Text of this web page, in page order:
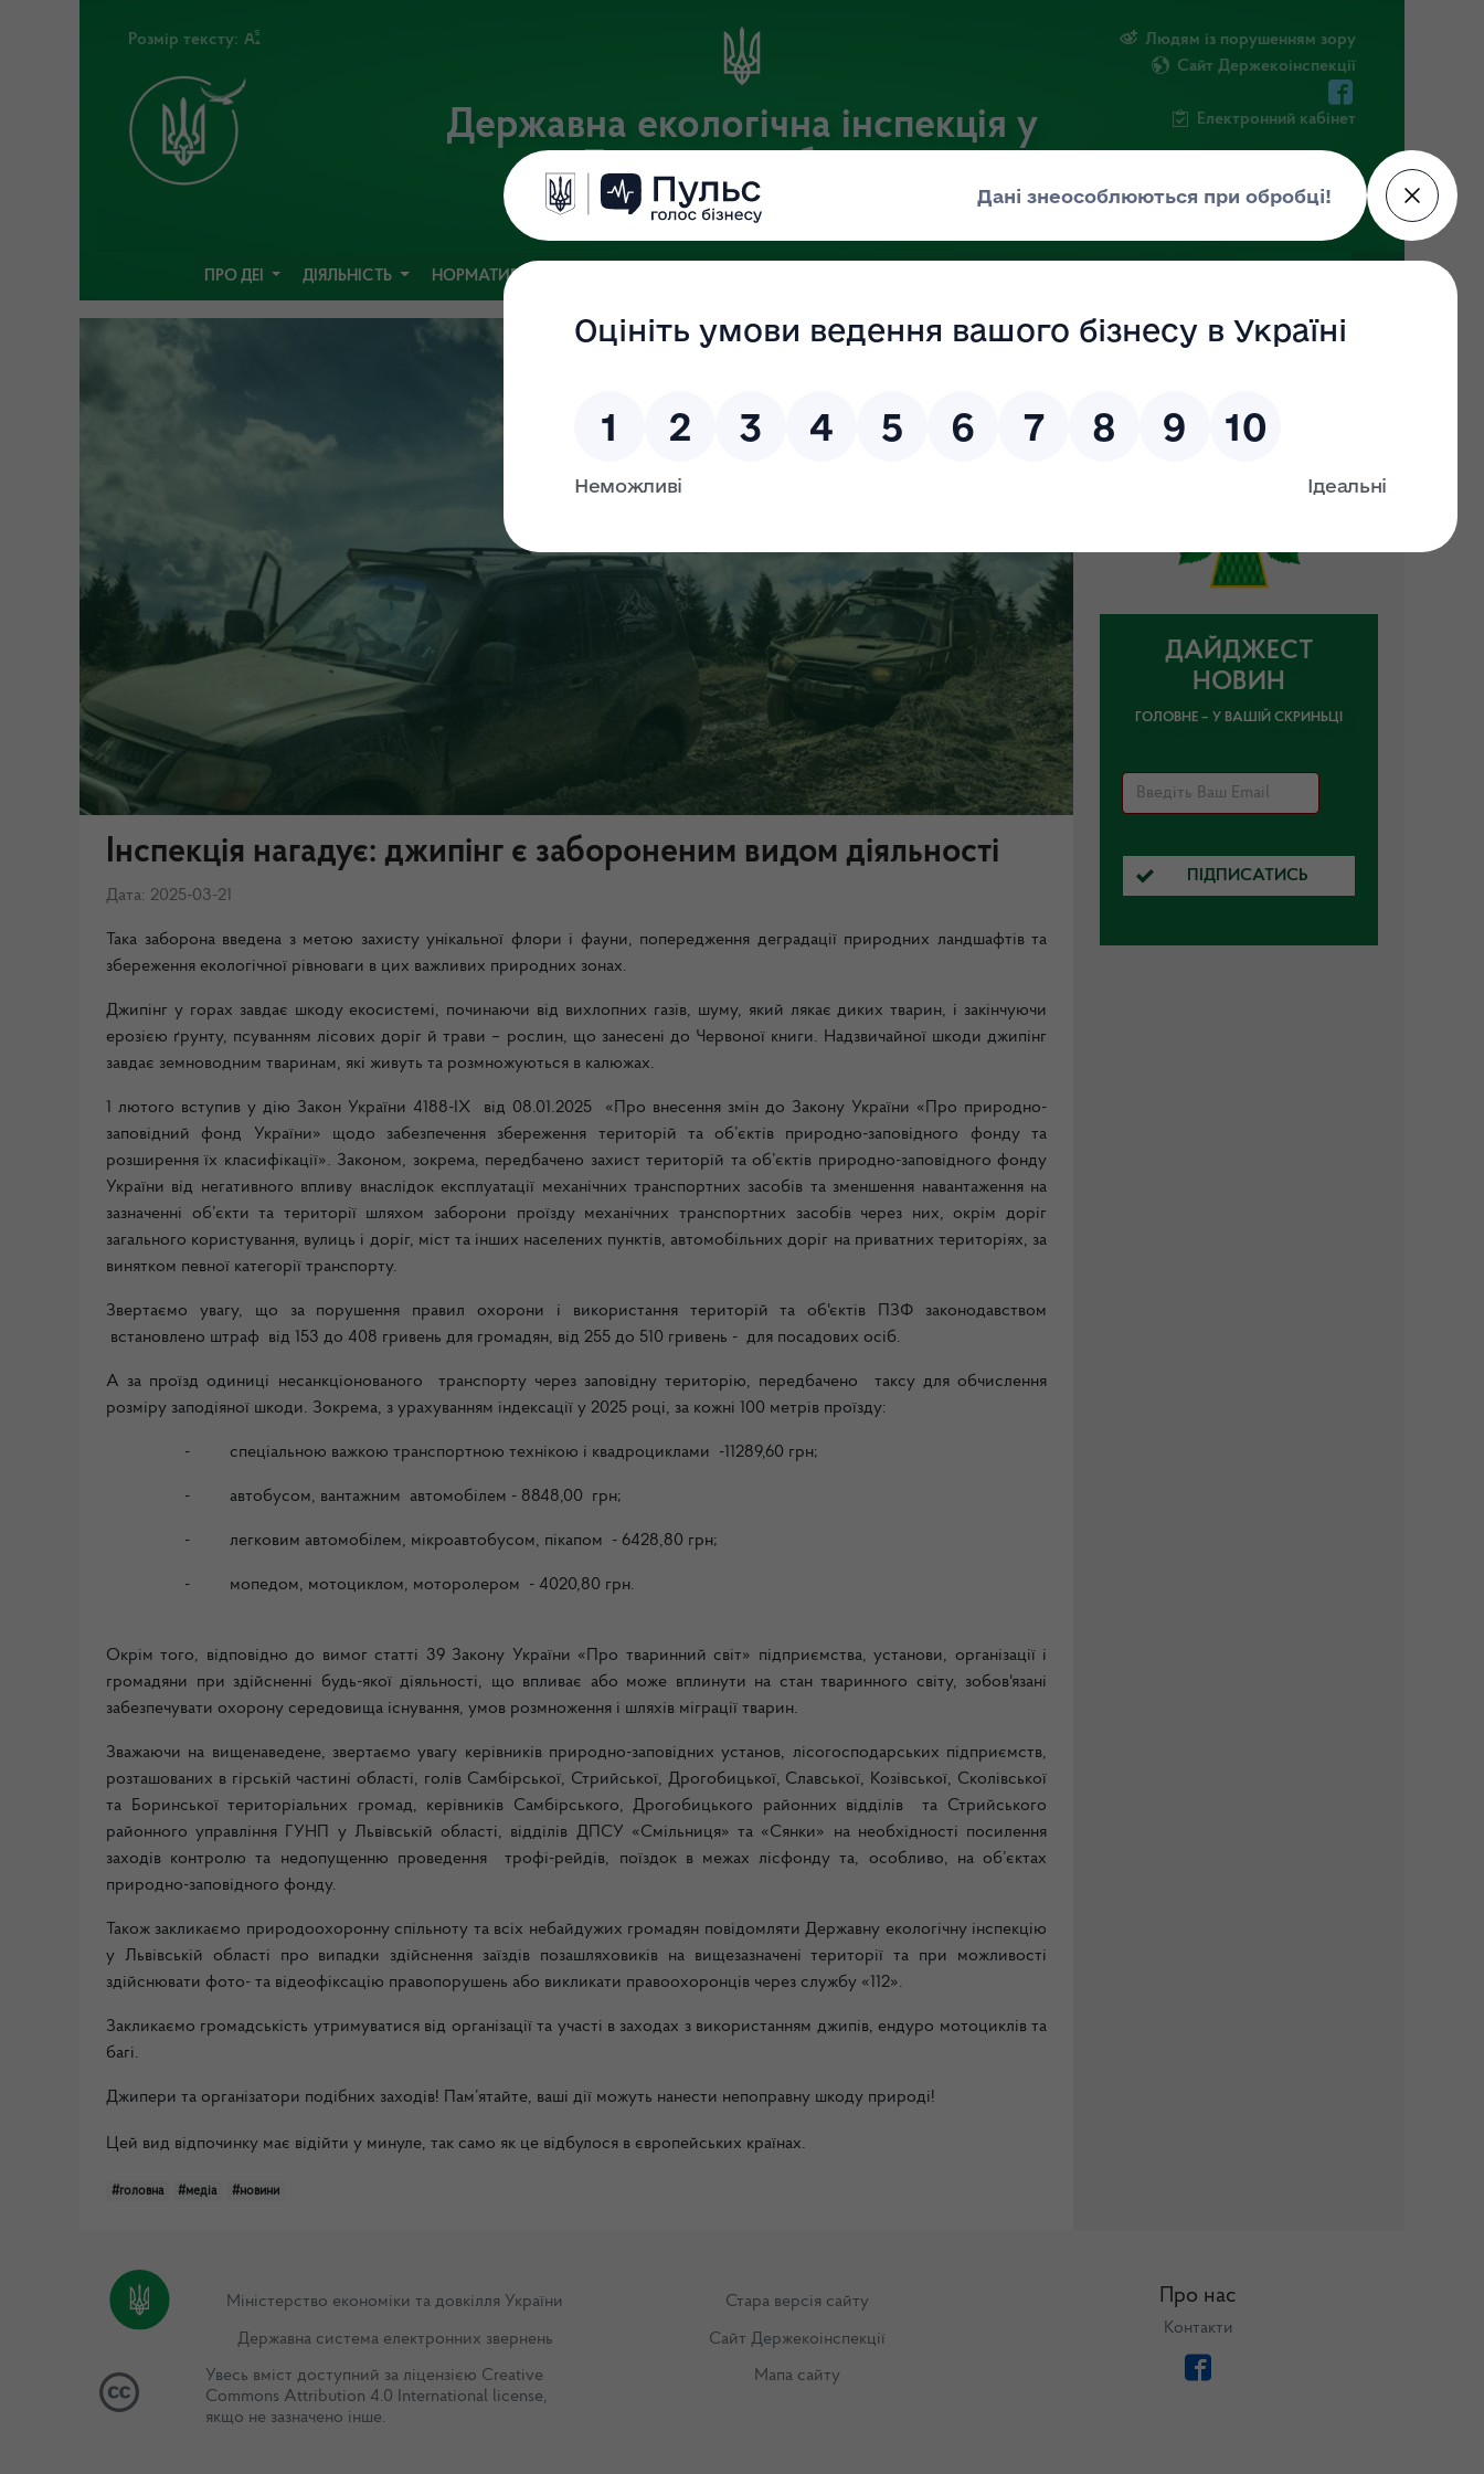
Розмір тексту:
Державна екологічна інспекція у
Львівській області
Офіційний веб-портал
Людям із порушенням зору
Сайт Держекоінспекції
Електронний кабінет
ПРО ДЕІ ДІЯЛЬНІСТЬ НОРМАТИВНА БАЗА
Інспекція нагадує: джипінг є забороненим видом діяльності
Дата: 2025-03-21
Така заборона введена з метою захисту унікальної флори і фауни, попередження деградації природних ландшафтів та
збереження екологічної рівноваги в цих важливих природних зонах.
Джипінг у горах завдає шкоду екосистемі, починаючи від вихлопних газів, шуму, який лякає диких тварин, і закінчуючи
ерозією ґрунту, псуванням лісових доріг й трави – рослин, що занесені до Червоної книги. Надзвичайної шкоди джипінг
завдає земноводним тваринам, які живуть та розмножуються в калюжах.
1 лютого вступив у дію Закон України 4188-IX від 08.01.2025 «Про внесення змін до Закону України «Про природно-
заповідний фонд України» щодо забезпечення збереження територій та об’єктів природно-заповідного фонду та
розширення їх класифікації». Законом, зокрема, передбачено захист територій та об’єктів природно-заповідного фонду
України від негативного впливу внаслідок експлуатації механічних транспортних засобів та зменшення навантаження на
зазначенні об’єкти та території шляхом заборони проїзду механічних транспортних засобів через них, окрім доріг
загального користування, вулиць і доріг, міст та інших населених пунктів, автомобільних доріг на приватних територіях, за
винятком певної категорії транспорту.
Звертаємо увагу, що за порушення правил охорони і використання територій та об'єктів ПЗФ законодавством
встановлено штраф від 153 до 408 гривень для громадян, від 255 до 510 гривень - для посадових осіб.
А за проїзд одиниці несанкціонованого транспорту через заповідну територію, передбачено таксу для обчислення
розміру заподіяної шкоди. Зокрема, з урахуванням індексації у 2025 році, за кожні 100 метрів проїзду:
- спеціальною важкою транспортною технікою і квадроциклами -11289,60 грн;
- автобусом, вантажним автомобілем - 8848,00 грн;
- легковим автомобілем, мікроавтобусом, пікапом - 6428,80 грн;
- мопедом, мотоциклом, моторолером - 4020,80 грн.
Окрім того, відповідно до вимог статті 39 Закону України «Про тваринний світ» підприємства, установи, організації і
громадяни при здійсненні будь-якої діяльності, що впливає або може вплинути на стан тваринного світу, зобов'язані
забезпечувати охорону середовища існування, умов розмноження і шляхів міграції тварин.
Зважаючи на вищенаведене, звертаємо увагу керівників природно-заповідних установ, лісогосподарських підприємств,
розташованих в гірській частині області, голів Самбірської, Стрийської, Дрогобицької, Славської, Козівської, Сколівської
та Боринської територіальних громад, керівників Самбірського, Дрогобицького районних відділів та Стрийського
районного управління ГУНП у Львівській області, відділів ДПСУ «Смільниця» та «Сянки» на необхідності посилення
заходів контролю та недопущенню проведення трофі-рейдів, поїздок в межах лісфонду та, особливо, на об’єктах
природно-заповідного фонду.
Також закликаємо природоохоронну спільноту та всіх небайдужих громадян повідомляти Державну екологічну інспекцію
у Львівській області про випадки здійснення заїздів позашляховиків на вищезазначені території та при можливості
здійснювати фото- та відеофіксацію правопорушень або викликати правоохоронців через службу «112».
Закликаємо громадськість утримуватися від організації та участі в заходах з використанням джипів, ендуро мотоциклів та
багі.
Джипери та організатори подібних заходів! Пам’ятайте, ваші дії можуть нанести непоправну шкоду природі!
Цей вид відпочинку має відійти у минуле, так само як це відбулося в європейських країнах.
#головна #медіа #новини
ДАЙДЖЕСТ
НОВИН
ГОЛОВНЕ – У ВАШІЙ СКРИНЬЦІ
ПІДПИСАТИСЬ
Міністерство економіки та довкілля України
Державна система електронних звернень
Увесь вміст доступний за ліцензією Creative
Commons Attribution 4.0 International license,
якщо не зазначено інше.
Стара версія сайту
Сайт Держекоінспекції
Мапа сайту
Про нас
Контакти